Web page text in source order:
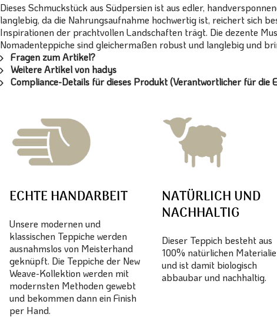
Dieses Schmuckstück aus Südpersien ist aus edler,
langlebig, da die Nahrungsaufnahme hochwertig ist, reichert sich
Inspirationen der prachtvollen Landschaften trägt. Die dezente
Nomadenteppiche sind gleichermaßen robust und langlebig und
Fragen zum Artikel?
Weitere Artikel von hadys
Compliance-Details für dieses Produkt (Verantwortlicher für die
ECHTE HANDARBEIT
Unsere modernen und
klassischen Teppiche werden
ausnahmslos von Meisterhand
geknüpft. Die Teppiche der New
Weave-Kollektion werden mit
modernsten Methoden gewebt
und bekommen dann ein Finish
per Hand.
NATÜRLICH UND
NACHHALTIG
Dieser Teppich besteht aus
100% natürlichen
und ist damit biologisch
abbaubar und nachhaltig.